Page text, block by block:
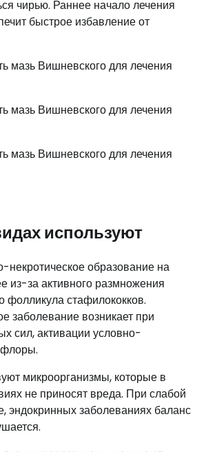
чирью. Раннее начало лечения
быстрое избавление от
используют
некротическое образование на
из-за активного размножения
фолликула стафилококков.
заболевание возникает при
сил, активации условно-
микроорганизмы, которые в
не приносят вреда. При слабой
эндокринных заболеваниях баланс